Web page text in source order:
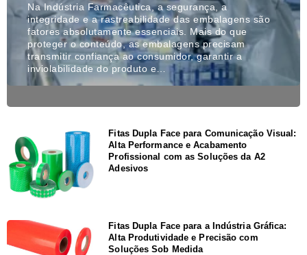
Na Indústria Farmacêutica, a segurança, a
integridade e a rastreabilidade das embalagens são
fatores absolutamente essenciais. Mais do que
proteger o conteúdo, as embalagens precisam
transmitir confiança ao consumidor, garantir a
inviolabilidade do produto e…
Fitas Dupla Face para Comunicação Visual:
Alta Performance e Acabamento
Profissional com as Soluções da A2
Adesivos
Fitas Dupla Face para a Indústria Gráfica:
Alta Produtividade e Precisão com
Soluções Sob Medida